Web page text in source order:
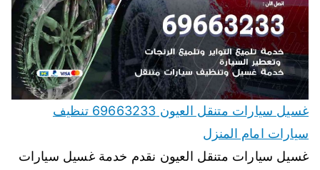
غسيل سيارات متنقل العيون 69663233 تنظيف
سيارات امام المنزل
غسيل سيارات متنقل العيون نقدم خدمة غسيل سيارات